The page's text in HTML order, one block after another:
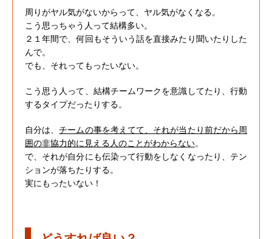
周りがヤル気がないからって、ヤル気がなくなる。
こう思っちゃう人って結構多い。
２１年間で、何回もそういう話を直接みたり聞いたりした
んで。
でも、それってもったいない。
こう思う人って、結構チームワークを意識してたり、行動
するタイプだったりする。
自分は、チームの事を考えてて、それが当たり前だから周
囲の非協力的に見える人のことがわからない。
で、それが自分にも伝染って行動をしなくなったり、テン
ションが落ちたりする。
実にもったいない！